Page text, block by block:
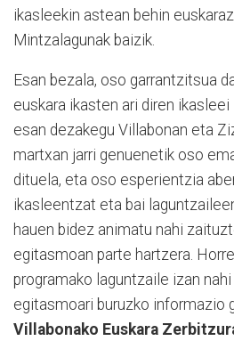
ikasleekin astean behin
Mintzalagunak baizik.
Esan bezala, oso garrantzitsua
euskara ikasten ari diren
esan dezakegu Villabonan eta
martxan jarri genuenetik oso
dituela, eta oso esperientzia
ikasleentzat eta bai
hauen bidez animatu nahi
egitasmoan parte hartzera.
programako laguntzaile izan
egitasmoari buruzko informazio
Villabonako Euskara